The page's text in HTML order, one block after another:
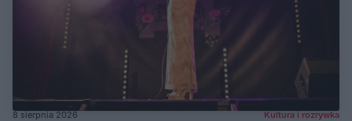
8 sierpnia 2026 Kultura i rozrywka